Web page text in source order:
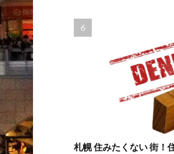
札幌 住みたくない 街！